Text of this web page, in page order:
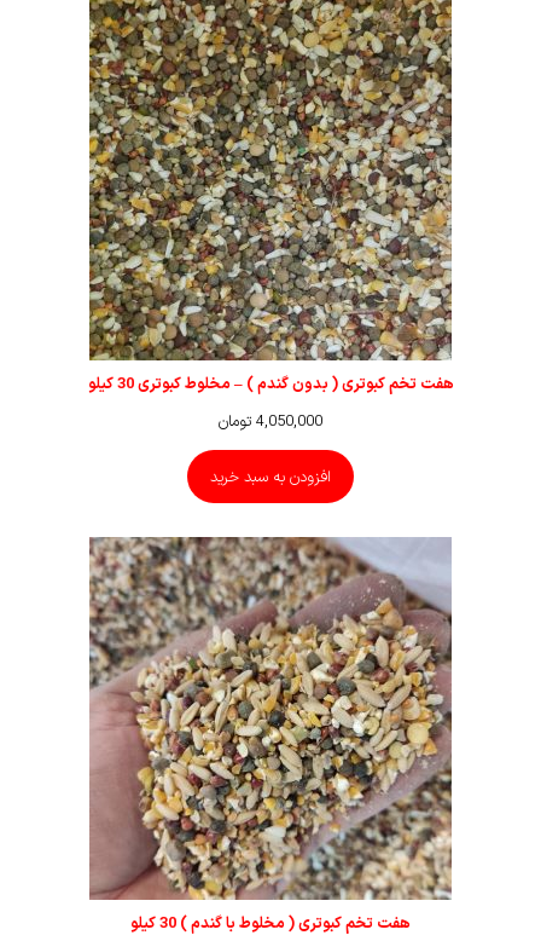
هفت تخم کبوتری ( بدون گندم ) – مخلوط کبوتری 30 کیلو
4,050,000 تومان
افزودن به سبد خرید
هفت تخم کبوتری ( مخلوط با گندم ) 30 کیلو